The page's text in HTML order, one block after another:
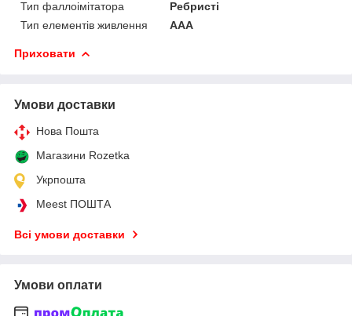
Тип фаллоімітатора
Ребристі
Тип елементів живлення
AAA
Приховати
Умови доставки
Нова Пошта
Магазини Rozetka
Укрпошта
Meest ПОШТА
Всі умови доставки
Умови оплати